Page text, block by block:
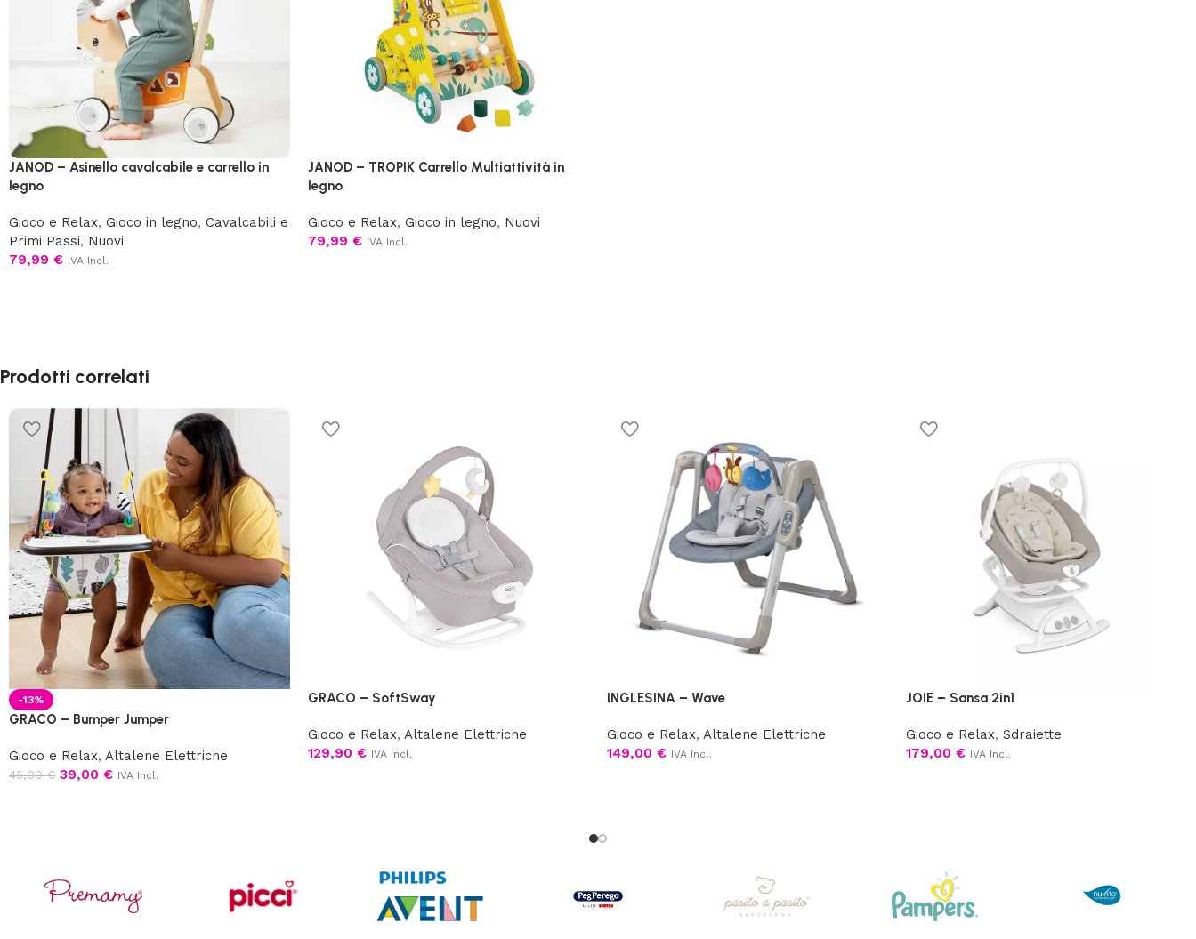
JANOD – Asinello cavalcabile e carrello in
legno
Gioco e Relax, Gioco in legno, Cavalcabili e
Primi Passi, Nuovi
79,99 € IVA Incl.
JANOD – TROPIK Carrello Multiattività in
legno
Gioco e Relax, Gioco in legno, Nuovi
79,99 € IVA Incl.
Prodotti correlati
-13%
GRACO – Bumper Jumper
Gioco e Relax, Altalene Elettriche
45,00€ 39,00 € IVA Incl.
GRACO – SoftSway
Gioco e Relax, Altalene Elettriche
129,90 € IVA Incl.
INGLESINA – Wave
Gioco e Relax, Altalene Elettriche
149,00 € IVA Incl.
JOIE – Sansa 2in1
Gioco e Relax, Sdraiette
179,00 € IVA Incl.